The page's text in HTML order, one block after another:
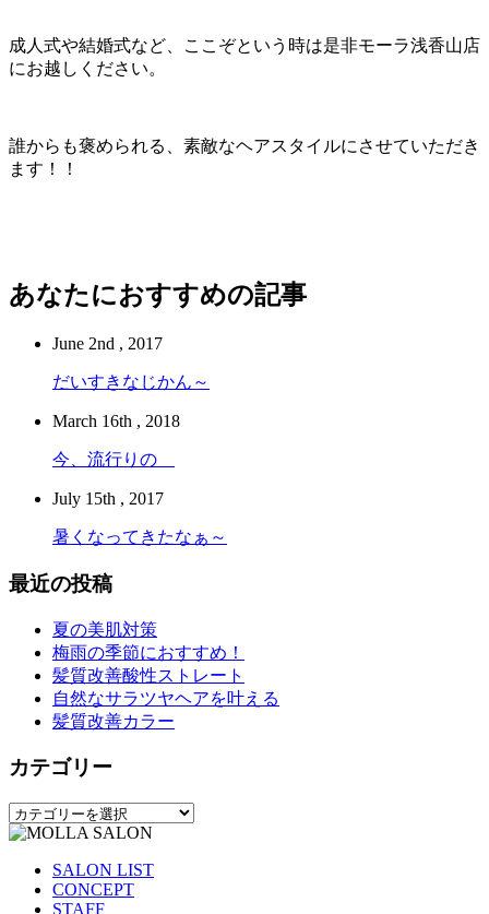
成人式や結婚式など、ここぞという時は是非モーラ浅香山店
にお越しください。
誰からも褒められる、素敵なヘアスタイルにさせていただき
ます！！
あなたにおすすめの記事
June 2nd , 2017
だいすきなじかん～
March 16th , 2018
今、流行りの
July 15th , 2017
暑くなってきたなぁ～
最近の投稿
夏の美肌対策
梅雨の季節におすすめ！
髪質改善酸性ストレート
自然なサラツヤヘアを叶える
髪質改善カラー
カテゴリー
カ
テ
SALON LIST
CONCEPT
STAFF